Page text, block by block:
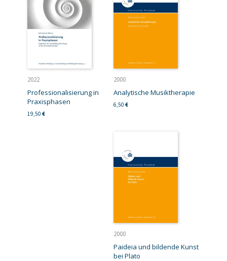
2022
Professionalisierung in
Praxisphasen
19,50 €
2000
Analytische Musiktherapie
6,50 €
2000
Paideia und bildende Kunst
bei Plato